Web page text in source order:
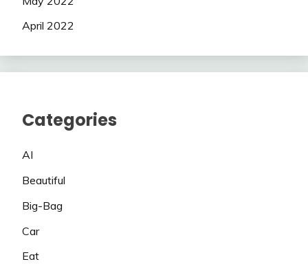
April 2022
Categories
AI
Beautiful
Big-Bag
Car
Eat